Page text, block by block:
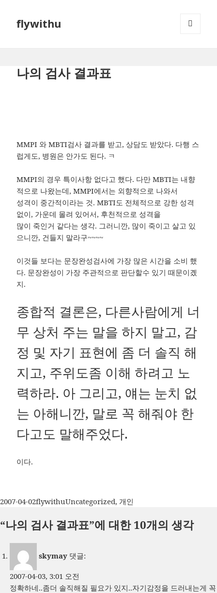
flywithu
나의 검사 결과표
MMPI 와 MBTI검사 결과를 받고, 상담도 받았다. 다행 스
럽게도, 병원은 안가도 된다. ㅋ
MMPI의 경우 특이사항 없다고 했다. 다만 MBTI는 내향
적으로 나왔는데, MMPI에서는 외향적으로 나와서
성격이 중간적이라는 것. MBTI도 전체적으로 강한 성격
없이, 가운데 몰려 있어서, 후천적으로 성격을
많이 죽인거 같다는 생각. 그러니깐, 많이 죽이고 살고 있
으니깐, 건들지 말라구~~~~
이것들 보다는 문장완성검사에 가장 많은 시간을 소비 했
다. 문장완성이 가장 주관적으로 판단할수 있기 때문이곘
지.
종합적 결론은, 다른사람에게 너
무 상처 주는 말을 하지 말고, 감
정 및 자기 표현에 좀 더 솔직 해
지고, 주위도좀 이해 하려고 노
력하라. 아 그리고, 얘는 눈치 없
는 아해니깐, 말로 꼭 해줘야 한
다고도 말해주었다.
이다.
작
일
2007-04-02글
이
flywithu카
고
Uncategorized, 개인
“나의 검사 결과표”에 대한 10개의 생각
skymay 댓글:
2007-04-03, 3:01 오전
정확하네..좀더 솔직해질 필요가 있지..자기감정을 드러내는게 꼭